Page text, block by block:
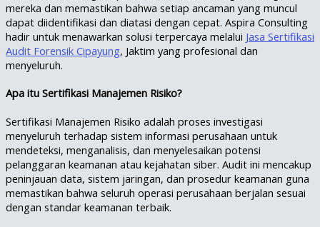
mereka dan memastikan bahwa setiap ancaman yang muncul
dapat diidentifikasi dan diatasi dengan cepat. Aspira Consulting
hadir untuk menawarkan solusi terpercaya melalui Jasa Sertifikasi
Audit Forensik Cipayung, Jaktim yang profesional dan
menyeluruh.
Apa itu Sertifikasi Manajemen Risiko?
Sertifikasi Manajemen Risiko adalah proses investigasi
menyeluruh terhadap sistem informasi perusahaan untuk
mendeteksi, menganalisis, dan menyelesaikan potensi
pelanggaran keamanan atau kejahatan siber. Audit ini mencakup
peninjauan data, sistem jaringan, dan prosedur keamanan guna
memastikan bahwa seluruh operasi perusahaan berjalan sesuai
dengan standar keamanan terbaik.